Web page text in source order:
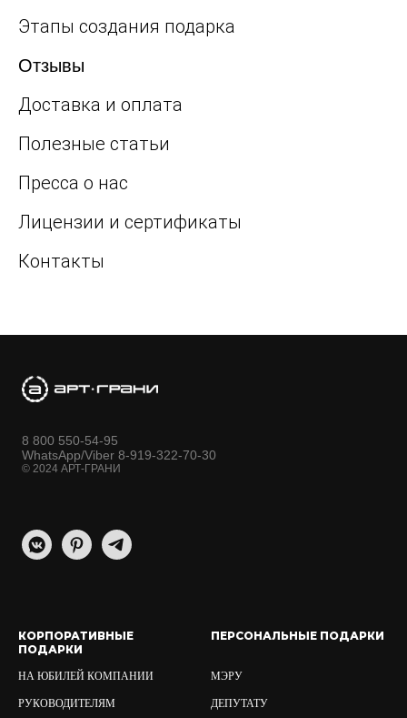
Этапы создания подарка
Отзывы
Доставка и оплата
Полезные статьи
Пресса о нас
Лицензии и сертификаты
Контакты
8 800 550-54-95
WhatsApp/Viber 8-919-322-70-30
© 2024 АРТ-ГРАНИ
КОРПОРАТИВНЫЕ
ПОДАРКИ
НА ЮБИЛЕЙ КОМПАНИИ
РУКОВОДИТЕЛЯМ
ПЕРСОНАЛЬНЫЕ ПОДАРКИ
МЭРУ
ДЕПУТАТУ